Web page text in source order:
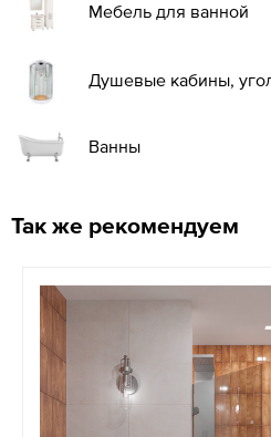
Мебель для ванной
Душевые кабины,
Ванны
Так же рекомендуем